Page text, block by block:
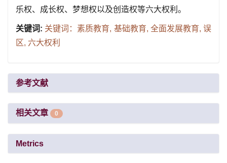
乐权、成长权、梦想权以及创造权等六大权利。
关键词: 关键词：素质教育, 基础教育, 全面发展教育,误
区, 六大权利
参考文献
相关文章 0
Metrics